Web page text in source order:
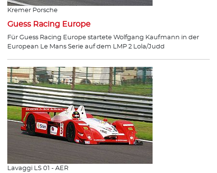
Kremer Porsche
Guess Racing Europe
Für Guess Racing Europe startete Wolfgang Kaufmann in der
European Le Mans Serie auf dem LMP 2 Lola/Judd
Lavaggi LS 01 - AER